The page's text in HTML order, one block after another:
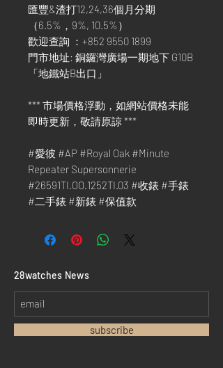
匯豐&渣打12,24,36個月分期
（6.5%，9%, 10.5%）
歡迎查詢 ：+852 9550 1899
門市地址: 銅鑼灣廣場一期地下 G10B
「地鐵站B出口」
*** 市場價格浮動，如網站價格未能
即時更新，敬請原諒 ***
#愛彼 #AP #Royal Oak #Minute
Repeater Supersonnerie
#26591TI.OO.1252TI.03 #收錶 #手錶
#二手錶 #新錶 #保值款
​28watches News
subscribe